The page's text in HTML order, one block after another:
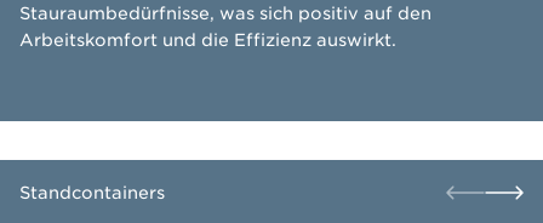
Stauraumbedürfnisse, was sich positiv auf den
Arbeitskomfort und die Effizienz auswirkt.​
​Standcontainers​